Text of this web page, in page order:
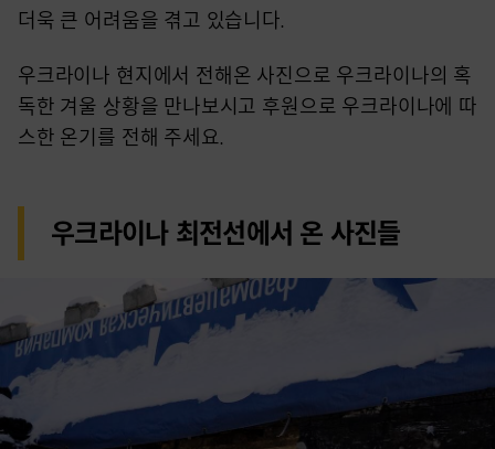
더욱 큰 어려움을 겪고 있습니다.
우크라이나 현지에서 전해온 사진으로 우크라이나의 혹
독한 겨울 상황을 만나보시고 후원으로 우크라이나에 따
스한 온기를 전해 주세요.
우크라이나 최전선에서 온 사진들